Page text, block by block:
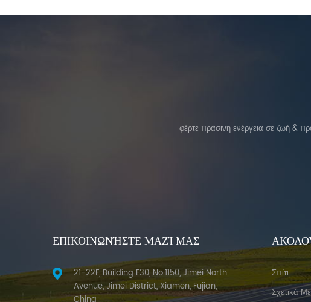
φέρτε πράσινη ενέργεια σε ζωή &
ΕΠΙΚΟΙΝΩΝΉΣΤΕ ΜΑΖΊ ΜΑΣ
21-22F, Building F30, No.1150, Jimei North
Avenue, Jimei District, Xiamen, Fujian,
Σπίτι
Σχετικά